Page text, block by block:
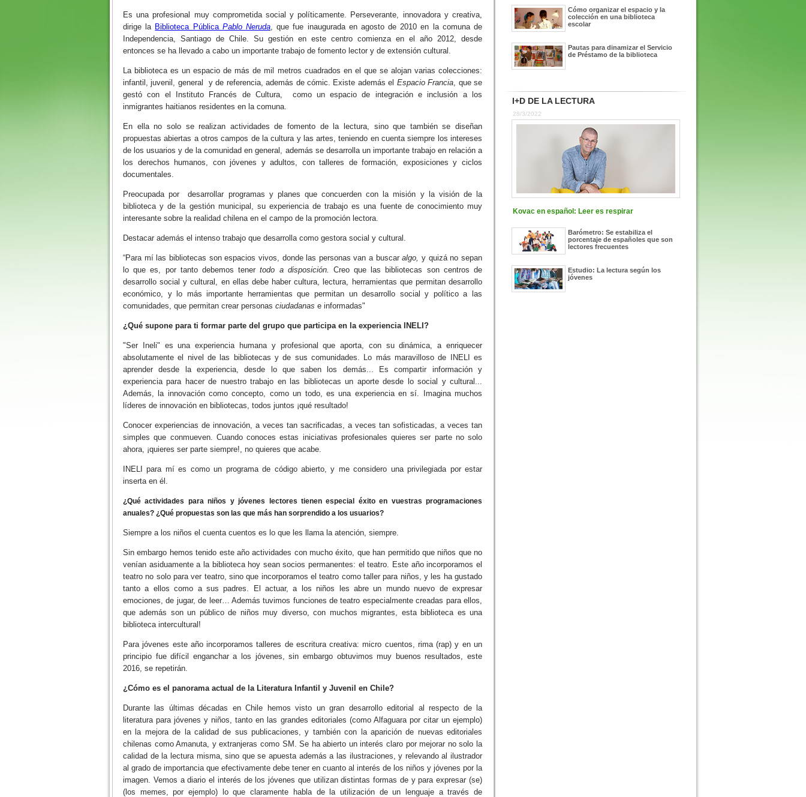
Es una profesional muy comprometida social y políticamente. Perseverante, innovadora y creativa,
dirige la Biblioteca Pública Pablo Neruda, que fue inaugurada en agosto de 2010 en la comuna de
Independencia, Santiago de Chile. Su gestión en este centro comienza en el año 2012, desde
entonces se ha llevado a cabo un importante trabajo de fomento lector y de extensión cultural.
La biblioteca es un espacio de más de mil metros cuadrados en el que se alojan varias colecciones:
infantil, juvenil, general y de referencia, además de cómic. Existe además el Espacio Francia, que se
gestó con el Instituto Francés de Cultura, como un espacio de integración e inclusión a los
inmigrantes haitianos residentes en la comuna.
En ella no solo se realizan actividades de fomento de la lectura, sino que también se diseñan
propuestas abiertas a otros campos de la cultura y las artes, teniendo en cuenta siempre los intereses
de los usuarios y de la comunidad en general, además se desarrolla un importante trabajo en relación a
los derechos humanos, con jóvenes y adultos, con talleres de formación, exposiciones y ciclos
documentales.
Preocupada por desarrollar programas y planes que concuerden con la misión y la visión de la
biblioteca y de la gestión municipal, su experiencia de trabajo es una fuente de conocimiento muy
interesante sobre la realidad chilena en el campo de la promoción lectora.
Destacar además el intenso trabajo que desarrolla como gestora social y cultural.
“Para mí las bibliotecas son espacios vivos, donde las personas van a buscaralgo,y quizá no sepan
lo que es, por tanto debemos tenertodo a disposición. Creo que las bibliotecas son centros de
desarrollo social y cultural, en ellas debe haber cultura, lectura, herramientas que permitan desarrollo
económico, y lo más importante herramientas que permitan un desarrollo social y político a las
comunidades, que permitan crear personas ciudadanas e informadas"
¿Qué supone para ti formar parte del grupo que participa en la experiencia INELI?
"Ser Ineli" es una experiencia humana y profesional que aporta, con su dinámica, a enriquecer
absolutamente el nivel de las bibliotecas y de sus comunidades. Lo más maravilloso de INELI es
aprender desde la experiencia, desde lo que saben los demás... Es compartir información y
experiencia para hacer de nuestro trabajo en las bibliotecas un aporte desde lo social y cultural...
Además, la innovación como concepto, como un todo, es una experiencia en sí. Imagina muchos
líderes de innovación en bibliotecas, todos juntos ¡qué resultado!
Conocer experiencias de innovación, a veces tan sacrificadas, a veces tan sofisticadas, a veces tan
simples que conmueven. Cuando conoces estas iniciativas profesionales quieres ser parte no solo
ahora, ¡quieres ser parte siempre!, no quieres que acabe.
INELI para mí es como un programa de código abierto, y me considero una privilegiada por estar
inserta en él.
¿Qué actividades para niños y jóvenes lectores tienen especial éxito en vuestras programaciones
anuales? ¿Qué propuestas son las que más han sorprendido a los usuarios?
Siempre a los niños el cuenta cuentos es lo que les llama la atención, siempre.
Sin embargo hemos tenido este año actividades con mucho éxito, que han permitido que niños que no
venían asiduamente a la biblioteca hoy sean socios permanentes: el teatro. Este año incorporamos el
teatro no solo para ver teatro, sino que incorporamos el teatro como taller para niños, y les ha gustado
tanto a ellos como a sus padres. El actuar, a los niños les abre un mundo nuevo de expresar
emociones, de jugar, de leer… Además tuvimos funciones de teatro especialmente creadas para ellos,
que además son un público de niños muy diverso, con muchos migrantes, esta biblioteca es una
biblioteca intercultural!
Para jóvenes este año incorporamos talleres de escritura creativa: micro cuentos, rima (rap) y en un
principio fue difícil enganchar a los jóvenes, sin embargo obtuvimos muy buenos resultados, este
2016, se repetirán.
¿Cómo es el panorama actual de la Literatura Infantil y Juvenil en Chile?
Durante las últimas décadas en Chile hemos visto un gran desarrollo editorial al respecto de la
literatura para jóvenes y niños, tanto en las grandes editoriales (como Alfaguara por citar un ejemplo)
en la mejora de la calidad de sus publicaciones, y también con la aparición de nuevas editoriales
chilenas como Amanuta, y extranjeras como SM. Se ha abierto un interés claro por mejorar no solo la
calidad de la lectura misma, sino que se apuesta además a las ilustraciones, y relevando al ilustrador
al grado de importancia que efectivamente debe tener en cuanto al interés de los niños y jóvenes por la
imagen. Vemos a diario el interés de los jóvenes que utilizan distintas formas de y para expresar (se)
(los memes, por ejemplo) lo que claramente habla de la utilización de un lenguaje a través de
Cómo organizar el espacio y la
colección en una biblioteca
escolar
Pautas para dinamizar el Servicio
de Préstamo de la biblioteca
I+D DE LA LECTURA
28/3/2022
Kovac en español: Leer es respirar
Barómetro: Se estabiliza el
porcentaje de españoles que son
lectores frecuentes
Estudio: La lectura según los
jóvenes